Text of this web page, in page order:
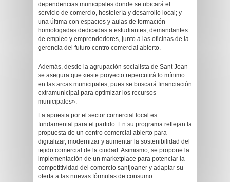
dependencias municipales donde se ubicará el
servicio de comercio, hostelería y desarrollo local; y
una última con espacios y aulas de formación
homologadas dedicadas a estudiantes, demandantes
de empleo y emprendedores, junto a las oficinas de la
gerencia del futuro centro comercial abierto.
Además, desde la agrupación socialista de Sant Joan
se asegura que «este proyecto repercutirá lo mínimo
en las arcas municipales, pues se buscará financiación
extramunicipal para optimizar los recursos
municipales».
La apuesta por el sector comercial local es
fundamental para el partido. En su programa reflejan la
propuesta de un centro comercial abierto para
digitalizar, modernizar y aumentar la sostenibilidad del
tejido comercial de la ciudad. Asimismo, se propone la
implementación de un marketplace para potenciar la
competitividad del comercio santjoaner y adaptar su
oferta a las nuevas fórmulas de consumo.